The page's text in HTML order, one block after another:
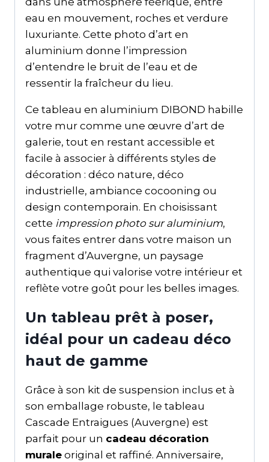
eau en mouvement, roches et verdure
luxuriante. Cette photo d’art en
aluminium donne l’impression
d’entendre le bruit de l’eau et de
ressentir la fraîcheur du lieu.
Ce tableau en aluminium DIBOND habille
votre mur comme une œuvre d’art de
galerie, tout en restant accessible et
facile à associer à différents styles de
décoration : déco nature, déco
industrielle, ambiance cocooning ou
design contemporain. En choisissant
cette impression photo sur aluminium,
vous faites entrer dans votre maison un
fragment d’Auvergne, un paysage
authentique qui valorise votre intérieur et
reflète votre goût pour les belles images.
Un tableau prêt à poser,
idéal pour un cadeau déco
haut de gamme
Grâce à son kit de suspension inclus et à
son emballage robuste, le tableau
Cascade Entraigues (Auvergne) est
parfait pour un cadeau décoration
murale original et raffiné. Anniversaire,